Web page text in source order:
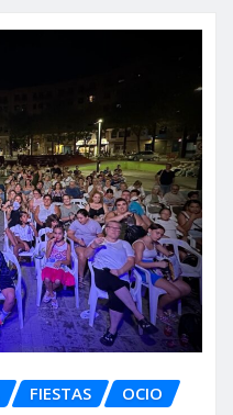
FIESTAS OCIO